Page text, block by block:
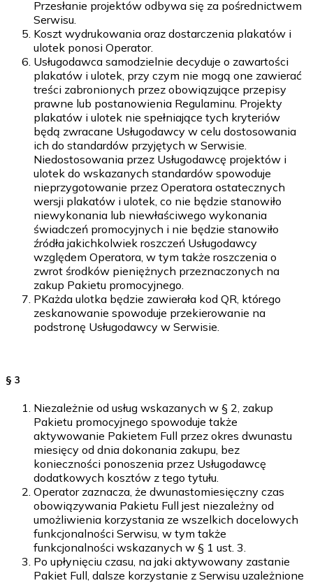
Przesłanie projektów odbywa się za pośrednictwem
Serwisu.
Koszt wydrukowania oraz dostarczenia plakatów i
ulotek ponosi Operator.
Usługodawca samodzielnie decyduje o zawartości
plakatów i ulotek, przy czym nie mogą one zawierać
treści zabronionych przez obowiązujące przepisy
prawne lub postanowienia Regulaminu. Projekty
plakatów i ulotek nie spełniające tych kryteriów
będą zwracane Usługodawcy w celu dostosowania
ich do standardów przyjętych w Serwisie.
Niedostosowania przez Usługodawcę projektów i
ulotek do wskazanych standardów spowoduje
nieprzygotowanie przez Operatora ostatecznych
wersji plakatów i ulotek, co nie będzie stanowiło
niewykonania lub niewłaściwego wykonania
świadczeń promocyjnych i nie będzie stanowiło
źródła jakichkolwiek roszczeń Usługodawcy
względem Operatora, w tym także roszczenia o
zwrot środków pieniężnych przeznaczonych na
zakup Pakietu promocyjnego.
PKażda ulotka będzie zawierała kod QR, którego
zeskanowanie spowoduje przekierowanie na
podstronę Usługodawcy w Serwisie.
§ 3
Niezależnie od usług wskazanych w § 2, zakup
Pakietu promocyjnego spowoduje także
aktywowanie Pakietem Full przez okres dwunastu
miesięcy od dnia dokonania zakupu, bez
konieczności ponoszenia przez Usługodawcę
dodatkowych kosztów z tego tytułu.
Operator zaznacza, że dwunastomiesięczny czas
obowiązywania Pakietu Full jest niezależny od
umożliwienia korzystania ze wszelkich docelowych
funkcjonalności Serwisu, w tym także
funkcjonalności wskazanych w § 1 ust. 3.
Po upłynięciu czasu, na jaki aktywowany zastanie
Pakiet Full, dalsze korzystanie z Serwisu uzależnione